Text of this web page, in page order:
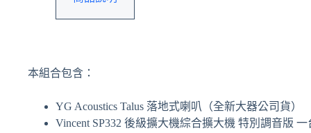
本組合包含：
YG Acoustics Talus 落地式喇叭（全新大器公司貨）
Vincent SP332 後級擴大機綜合擴大機 特別調音版